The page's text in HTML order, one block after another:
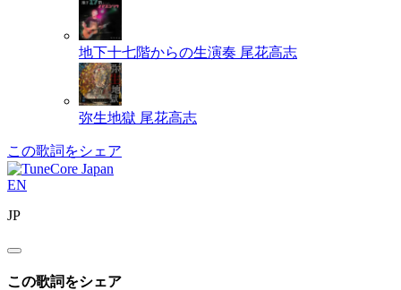
地下十七階からの生演奏 尾花高志
弥生地獄 尾花高志
この歌詞をシェア
EN
JP
この歌詞をシェア